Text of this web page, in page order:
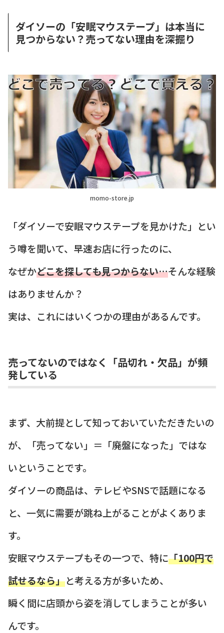
ダイソーの「安眠マウステープ」は本当に
見つからない？売ってない理由を深掘り
momo-store.jp
「ダイソーで安眠マウステープを見かけた」とい
う噂を聞いて、早速お店に行ったのに、
なぜかどこを探しても見つからない…そんな経験
はありませんか？
実は、これにはいくつかの理由があるんです。
売ってないのではなく「品切れ・欠品」が頻
発している
まず、大前提として知っておいていただきたいの
が、「売ってない」＝「廃盤になった」ではな
いということです。
ダイソーの商品は、テレビやSNSで話題になる
と、一気に需要が跳ね上がることがよくありま
す。
安眠マウステープもその一つで、特に「100円で
試せるなら」と考える方が多いため、
瞬く間に店頭から姿を消してしまうことが多い
んです。